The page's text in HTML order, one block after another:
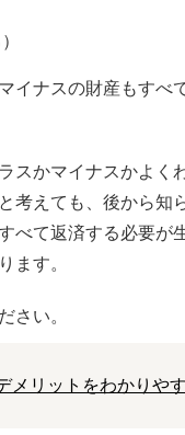
ナスの財産もすべ
かマイナスかよく
考えても、後から
べて返済する必要
ます。
さい。
メリットをわかりや